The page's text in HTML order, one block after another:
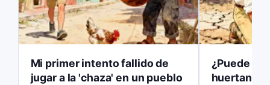
Mi primer intento fallido de
jugar a la 'chaza' en un pueblo
¿Puede un
huertanos